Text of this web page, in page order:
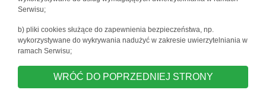
Serwisu;
b) pliki cookies służące do zapewnienia bezpieczeństwa, np.
wykorzystywane do wykrywania nadużyć w zakresie uwierzytelniania w
ramach Serwisu;
WRÓĆ DO POPRZEDNIEJ STRONY